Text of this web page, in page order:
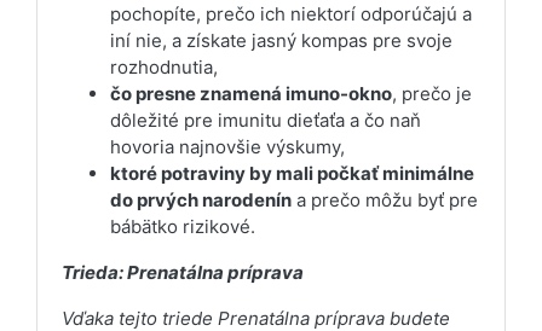
pochopíte, prečo ich niektorí odporúčajú a
iní nie, a získate jasný kompas pre svoje
rozhodnutia,
čo presne znamená imuno-okno, prečo je
dôležité pre imunitu dieťaťa a čo naň
hovoria najnovšie výskumy,
ktoré potraviny by mali počkať minimálne
do prvých narodenín a prečo môžu byť pre
bábätko rizikové.
Trieda: Prenatálna príprava
Vďaka tejto triede Prenatálna príprava budete